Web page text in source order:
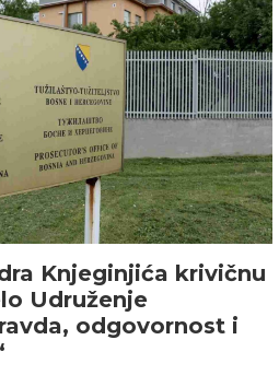
Knjeginjića krivičnu
Udruženje
odgovornost i